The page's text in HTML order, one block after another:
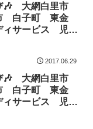
🎶 大網白里市
白子町 東金
サービス 児童
2017.06.29
🎶 大網白里市
白子町 東金
サービス 児童